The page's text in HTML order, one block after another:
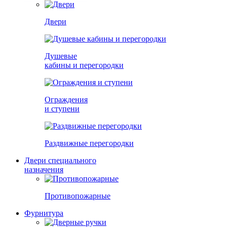
Двери
Душевые
кабины и перегородки
Ограждения
и ступени
Раздвижные перегородки
Двери специального
назначения
Противопожарные
Фурнитура